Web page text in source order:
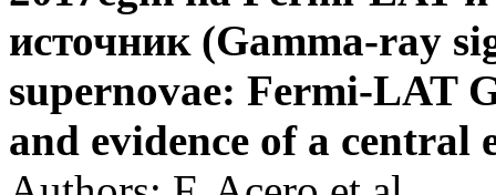
источник (Gamma-ray
supernovae: Fermi-LAT
and evidence of a central